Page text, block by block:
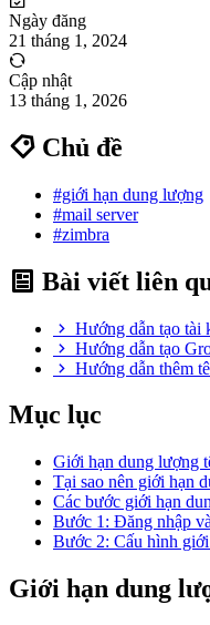
Ngày đăng
21 tháng 1, 2024
Cập nhật
13 tháng 1, 2026
Chủ đề
#giới hạn dung lượng
#mail server
#zimbra
Bài viết liên
Hướng dẫn tạo tài
Hướng dẫn tạo
Hướng dẫn thêm
Mục lục
Giới hạn dung lượng
Tại sao nên giới hạn
Các bước giới hạn
Bước 1: Đăng nhập
Bước 2: Cấu hình
Giới hạn dung